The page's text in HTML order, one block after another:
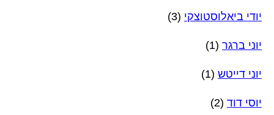
יודי ביאלוסטוצקי (3)
יוני ברגר (1)
יוני דייטש (1)
יוסי דוד (2)